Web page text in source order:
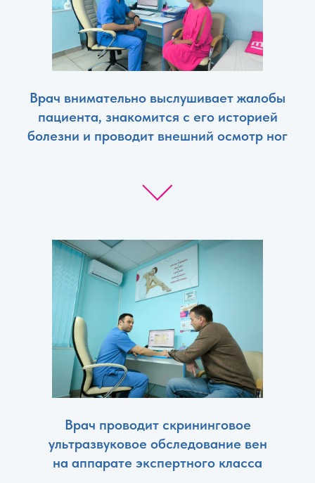
Врач внимательно выслушивает жалобы
пациента, знакомится с его историей
болезни и проводит внешний осмотр ног
Врач проводит скрининговое
ультразвуковое обследование вен
на аппарате экспертного класса